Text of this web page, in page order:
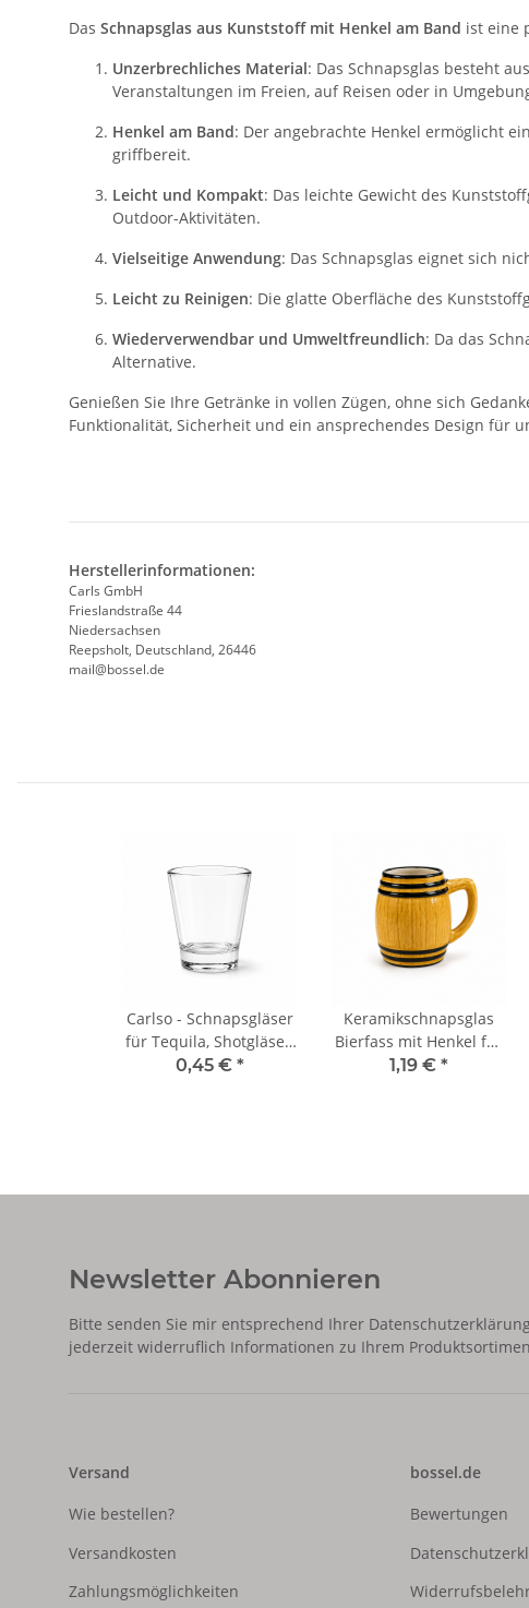
Das Schnapsglas aus Kunststoff mit Henkel am Band ist eine
Unzerbrechliches Material: Das Schnapsglas besteht
Veranstaltungen im Freien, auf Reisen oder in
Henkel am Band: Der angebrachte Henkel ermöglicht
griffbereit.
Leicht und Kompakt: Das leichte Gewicht des
Outdoor-Aktivitäten.
Vielseitige Anwendung: Das Schnapsglas eignet sich
Leicht zu Reinigen: Die glatte Oberfläche des
Wiederverwendbar und Umweltfreundlich: Da das
Alternative.
Genießen Sie Ihre Getränke in vollen Zügen, ohne sich
Funktionalität, Sicherheit und ein ansprechendes Design für
Herstellerinformationen:
Carls GmbH
Frieslandstraße 44
Niedersachsen
Reepsholt, Deutschland, 26446
mail@bossel.de
Carlso - Schnapsgläser
für Tequila, Shotgläser,
4 cl - 30845
0,45 € *
Keramikschnapsglas
Bierfass mit Henkel für
lustige Partys
1,19 € *
Newsletter Abonnieren
Bitte senden Sie mir entsprechend Ihrer
jederzeit widerruflich Informationen zu Ihrem
Versand
Wie bestellen?
Versandkosten
Zahlungsmöglichkeiten
bossel.de
Bewertungen